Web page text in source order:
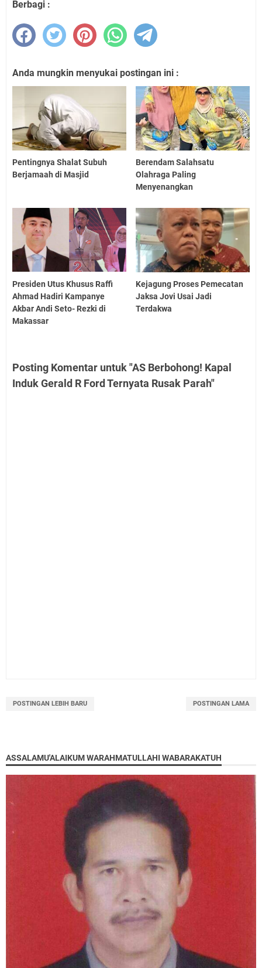
Berbagi :
Anda mungkin menyukai postingan ini :
Pentingnya Shalat Subuh
Berjamaah di Masjid
Berendam Salahsatu
Olahraga Paling
Menyenangkan
Presiden Utus Khusus Raffi
Ahmad Hadiri Kampanye
Akbar Andi Seto- Rezki di
Makassar
Kejagung Proses Pemecatan
Jaksa Jovi Usai Jadi
Terdakwa
Posting Komentar untuk "AS Berbohong! Kapal
Induk Gerald R Ford Ternyata Rusak Parah"
POSTINGAN LEBIH BARU POSTINGAN LAMA
ASSALAMU'ALAIKUM WARAHMATULLAHI WABARAKATUH